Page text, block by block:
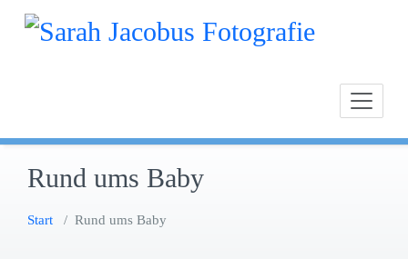
Zum
Rund ums Baby
Start / Rund ums Baby